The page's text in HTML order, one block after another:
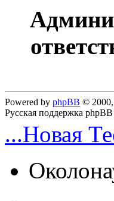
Powered by phpBB ©
Русская поддержка phpBB
...Новая